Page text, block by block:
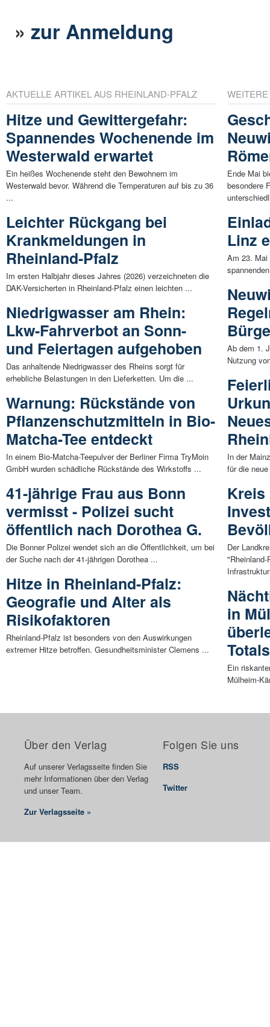
»zur Anmeldung
AKTUELLE ARTIKEL AUS RHEINLAND-PFALZ
Hitze und Gewittergefahr:
Spannendes Wochenende im
Westerwald erwartet
Ein heißes Wochenende steht den Bewohnern im
Westerwald bevor. Während die Temperaturen auf bis zu 36
...
Leichter Rückgang bei
Krankmeldungen in
Rheinland-Pfalz
Im ersten Halbjahr dieses Jahres (2026) verzeichneten die
DAK-Versicherten in Rheinland-Pfalz einen leichten ...
Niedrigwasser am Rhein:
Lkw-Fahrverbot an Sonn-
und Feiertagen aufgehoben
Das anhaltende Niedrigwasser des Rheins sorgt für
erhebliche Belastungen in den Lieferketten. Um die ...
Warnung: Rückstände von
Pflanzenschutzmitteln in Bio-
Matcha-Tee entdeckt
In einem Bio-Matcha-Teepulver der Berliner Firma TryMoin
GmbH wurden schädliche Rückstände des Wirkstoffs ...
41-jährige Frau aus Bonn
vermisst - Polizei sucht
öffentlich nach Dorothea G.
Die Bonner Polizei wendet sich an die Öffentlichkeit, um bei
der Suche nach der 41-jährigen Dorothea ...
Hitze in Rheinland-Pfalz:
Geografie und Alter als
Risikofaktoren
Rheinland-Pfalz ist besonders von den Auswirkungen
extremer Hitze betroffen. Gesundheitsminister Clemens ...
Ende Mai
besondere
Linz
Am 23. Mai
Ab dem 1.
Nutzung
In der
für die
Kreis
Der
in
Ein
Mülheim-
Über den Verlag
Auf unserer Verlagsseite finden Sie
mehr Informationen über den Verlag
und unser Team.
Zur Verlagsseite »
Folgen Sie uns
RSS
Twitter